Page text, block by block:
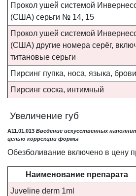
Прокол ушей системой
(США) серьги № 14, 15
Прокол ушей системой
(США) другие номера серёг,
титановые серьги
Пирсинг пупка, носа, языка, брови
Пирсинг соска, интимный
Увеличение губ
A11.01.013 Введение искусственных
целью коррекции формы
Обезболивание включено в цену
Наименование препарата
Juveline derm 1ml